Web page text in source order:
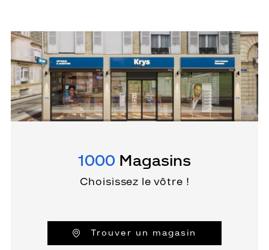
1000 Magasins
Choisissez le vôtre !
Trouver un magasin